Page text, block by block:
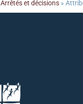
Arrêtés et décisions »